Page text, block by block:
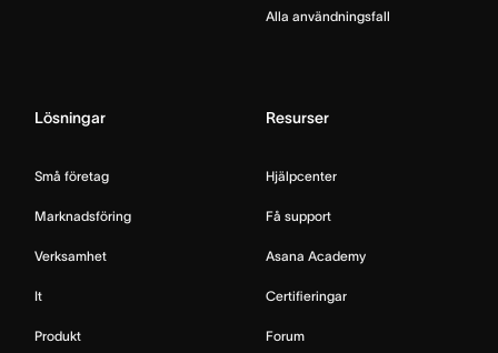
Alla användningsfall
Lösningar
Små företag
Marknadsföring
Verksamhet
It
Produkt
Resurser
Hjälpcenter
Få support
Asana Academy
Certifieringar
Forum